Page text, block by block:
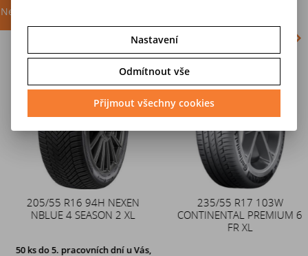
Nejprodávanější
205/55 R16 94H NEXEN
NBLUE 4 SEASON 2 XL
50 ksdo 5. pracovních dní u Vás,
235/55 R17 103W
CONTINENTAL PREMIUM 6
FR XL
Akce
Duše 12x4 (4.00-4) kovový
zahnutý ventil TR87
Nastavení
Odmítnout vše
Přijmout všechny cookies